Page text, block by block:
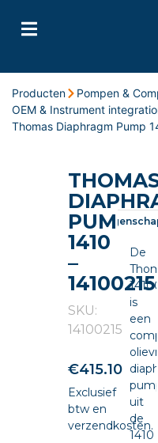
Producten
Pompen &
OEM & Instrument
Thomas Diaphragm Pump
PUMP
1410
–
14100215
SKU:
14100215
€415.10
Exclusief
btw en
verzendkosten.
Omschrijving
De
is
een
pump
uit
de
1410